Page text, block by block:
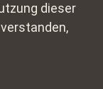
dieser